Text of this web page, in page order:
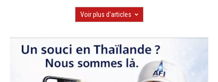
Voir plus d'articles